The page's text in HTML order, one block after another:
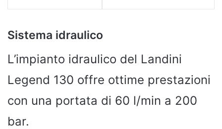
Sistema idraulico
L’impianto idraulico del Landini
Legend 130 offre ottime prestazioni
con una portata di 60 l/min a 200
bar.